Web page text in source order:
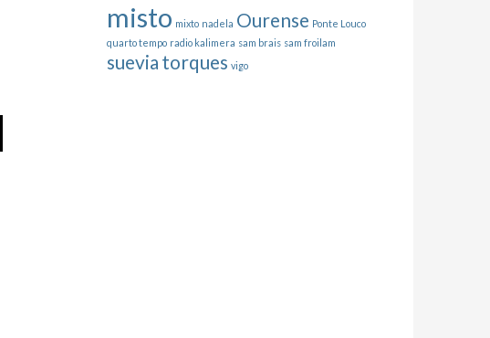
misto mixto nadela Ourense Ponte Louco
quarto tempo radio kalimera sam brais sam froilam
suevia torques vigo